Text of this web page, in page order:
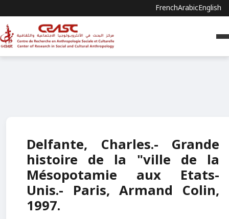
FrenchArabicEnglish
Delfante, Charles.- Grande
histoire de la "ville de la
Mésopotamie aux Etats-
Unis.- Paris, Armand Colin,
1997.